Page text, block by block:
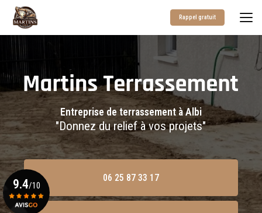
contenu
Rappel gratuit
Entreprise de terrassement à Albi
"Donnez du relief à vos projets"
06 25 87 33 17
9.4/10